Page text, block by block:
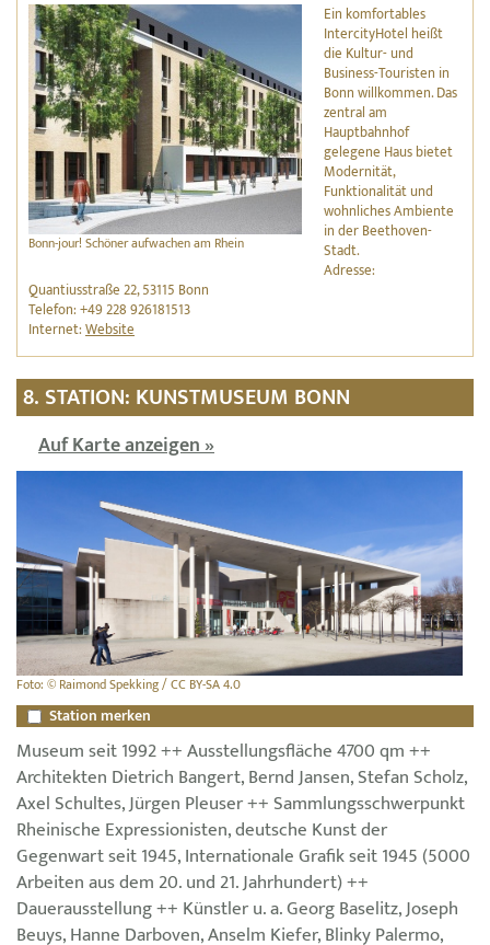
Bonn-jour! Schöner aufwachen am Rhein
Ein komfortables
IntercityHotel heißt
die Kultur- und
Business-Touristen in
Bonn willkommen. Das
zentral am
Hauptbahnhof
gelegene Haus bietet
Modernität,
Funktionalität und
wohnliches Ambiente
in der Beethoven-
Stadt.
Adresse:
Quantiusstraße 22, 53115 Bonn
Telefon: +49 228 926181513
Internet:Website
8. STATION: KUNSTMUSEUM BONN
Auf Karte anzeigen »
Foto: © Raimond Spekking / CC BY-SA 4.0
Station merken
Museum seit 1992 ++ Ausstellungsfläche 4700 qm ++
Architekten Dietrich Bangert, Bernd Jansen, Stefan Scholz,
Axel Schultes, Jürgen Pleuser ++ Sammlungsschwerpunkt
Rheinische Expressionisten, deutsche Kunst der
Gegenwart seit 1945, Internationale Grafik seit 1945 (5000
Arbeiten aus dem 20. und 21. Jahrhundert) ++
Dauerausstellung ++ Künstler u. a. Georg Baselitz, Joseph
Beuys, Hanne Darboven, Anselm Kiefer, Blinky Palermo,